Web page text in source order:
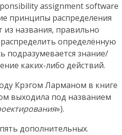
assignment software
принципы распределения
из названия, правильно
определённую
подразумевается знание/
каких-либо действий.
Крэгом Ларманом в книге
выходила под названием
»).
дополнительных.